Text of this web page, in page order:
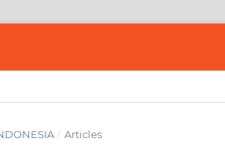
/ Articles